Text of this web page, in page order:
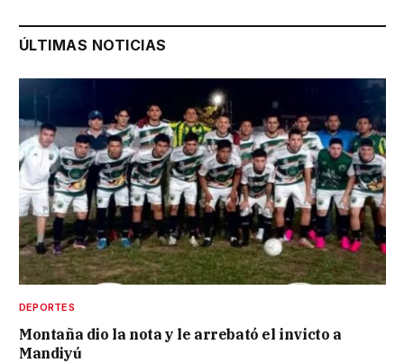
ÚLTIMAS NOTICIAS
DEPORTES
Montaña dio la nota y le arrebató el invicto a
Mandiyú